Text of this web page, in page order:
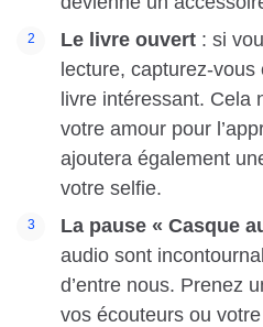
Le livre ouvert : si
lecture, capturez-
livre intéressant. Cela
votre amour pour
ajoutera également
votre selfie.
La pause « Casque
audio sont
d’entre nous. Prenez
vos écouteurs ou